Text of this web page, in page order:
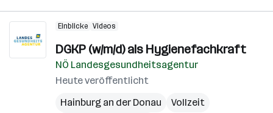
Einblicke Videos
DGKP (w/m/d) als Hygienefachkraft
NÖ Landesgesundheitsagentur
Heute veröffentlicht
Hainburg an der Donau
Vollzeit